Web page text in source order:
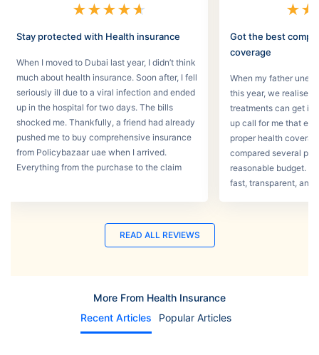
★★★★★
Stay protected with Health insurance
When I moved to Dubai last year, I didn’t think
much about health insurance. Soon after, I fell
seriously ill due to a viral infection and ended
up in the hospital for two days. The bills
shocked me. Thankfully, a friend had already
pushed me to buy comprehensive insurance
from Policybazaar uae when I arrived.
Everything from the purchase to the claim
★★
Got the best
coverage
When my father
this year, we realised
treatments can get in
up call for me that
proper health
compared several
reasonable budget.
fast, transparent, and
READ ALL REVIEWS
More From Health Insurance
Recent Articles
Popular Articles